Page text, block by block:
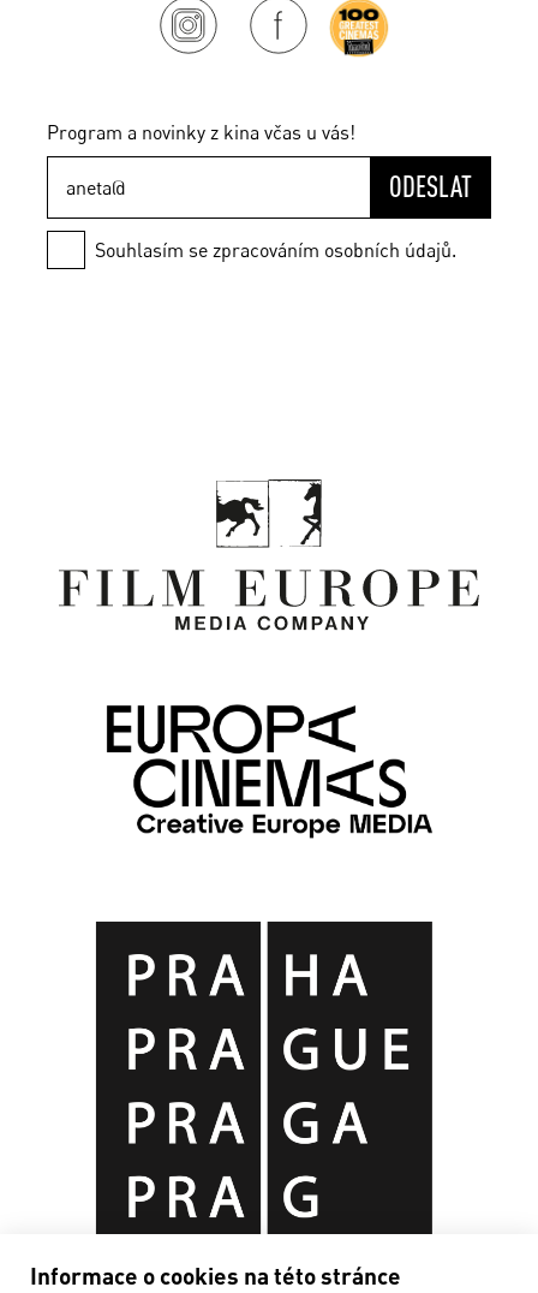
Program a novinky z kina včas u vás!
ODESLAT
Souhlasím se zpracováním osobních údajů.
Informace o cookies na této stránce